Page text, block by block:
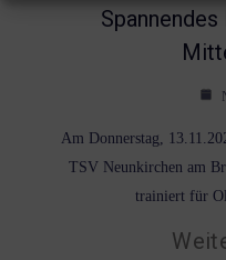
Am Donnerstag,
TSV Neunkirchen am
trainiert für